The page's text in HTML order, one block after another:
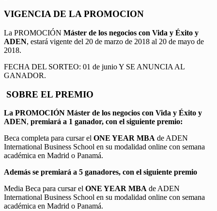
VIGENCIA DE LA PROMOCION
La PROMOCIÓN Máster de los negocios con Vida y Éxito y
ADEN, estará vigente del 20 de marzo de 2018 al 20 de mayo de
2018.
FECHA DEL SORTEO: 01 de junio Y SE ANUNCIA AL
GANADOR.
SOBRE EL PREMIO
La PROMOCIÓN Máster de los negocios con Vida y Éxito y
ADEN, premiará a 1 ganador, con el siguiente premio:
Beca completa para cursar el ONE YEAR MBA de ADEN
International Business School en su modalidad online con semana
académica en Madrid o Panamá.
Además se premiará a 5 ganadores, con el siguiente premio
Media Beca para cursar el ONE YEAR MBA de ADEN
International Business School en su modalidad online con semana
académica en Madrid o Panamá.